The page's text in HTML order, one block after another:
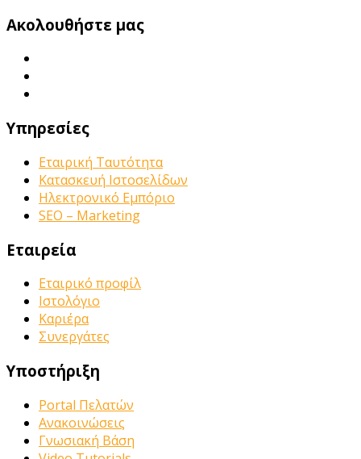
Ακολουθήστε μας
Υπηρεσίες
Εταιρική Ταυτότητα
Κατασκευή Ιστοσελίδων
Ηλεκτρονικό Εμπόριο
SEO – Marketing
Εταιρεία
Εταιρικό προφίλ
Ιστολόγιο
Καριέρα
Συνεργάτες
Υποστήριξη
Portal Πελατών
Ανακοινώσεις
Γνωσιακή Βάση